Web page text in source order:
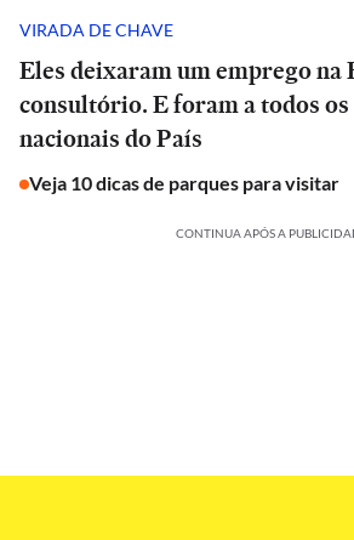
VIRADA DE CHAVE
Eles deixaram um emprego na
consultório. E foram a todos
nacionais do País
Veja 10 dicas de parques para visitar
CONTINUA APÓS A